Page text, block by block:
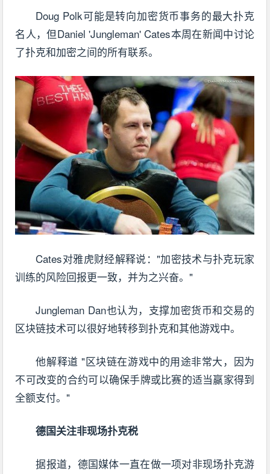
Doug Polk可能是转向加密货币事务的最大扑克
名人，但Daniel 'Jungleman' Cates本周在新闻中讨论
了扑克和加密之间的所有联系。
Cates对雅虎财经解释说："加密技术与扑克玩家
训练的风险回报更一致，并为之兴奋。"
Jungleman Dan也认为，支撑加密货币和交易的
区块链技术可以很好地转移到扑克和其他游戏中。
他解释道 "区块链在游戏中的用途非常大，因为
不可改变的合约可以确保手牌或比赛的适当赢家得到
全额支付。"
德国关注非现场扑克税
据报道，德国媒体一直在做一项对非现场扑克游